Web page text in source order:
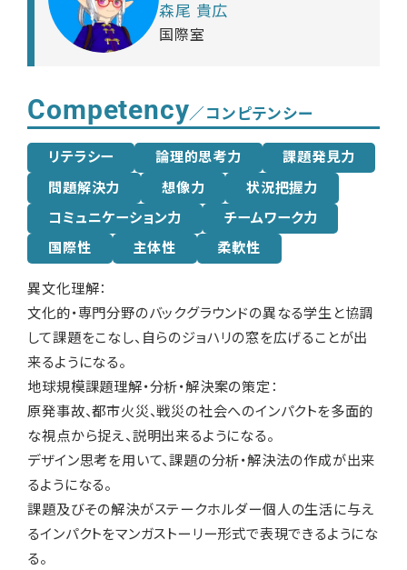
森尾 貴広
国際室
Competency／コンピテンシー
リテラシー 論理的思考力
課題発見力
問題解決力
想像力
状況把握力
コミュニケーション力
チームワーク力
国際性
主体性 柔軟性
異文化理解：
文化的・専門分野のバックグラウンドの異なる学生と協調
して課題をこなし、自らのジョハリの窓を広げることが出
来るようになる。
地球規模課題理解・分析・解決案の策定：
原発事故、都市火災、戦災の社会へのインパクトを多面的
な視点から捉え、説明出来るようになる。
デザイン思考を用いて、課題の分析・解決法の作成が出来
るようになる。
課題及びその解決がステークホルダー個人の生活に与え
るインパクトをマンガストーリー形式で表現できるようにな
る。